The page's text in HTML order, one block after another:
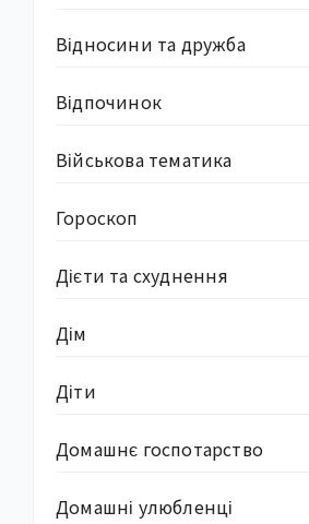
Відносини та дружба
Відпочинок
Військова тематика
Гороскоп
Дієти та схуднення
Дім
Діти
Домашнє госпотарство
Домашні улюбленці